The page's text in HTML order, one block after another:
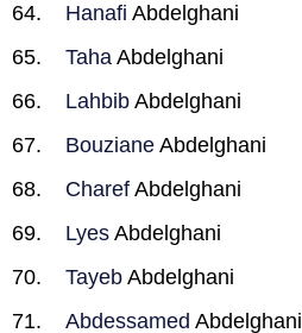
Hanafi Abdelghani
Taha Abdelghani
Lahbib Abdelghani
Bouziane Abdelghani
Charef Abdelghani
Lyes Abdelghani
Tayeb Abdelghani
Abdessamed Abdelghani